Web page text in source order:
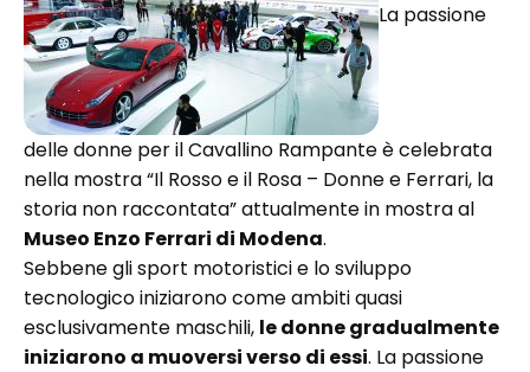
La passione
delle donne per il Cavallino Rampante è celebrata
nella mostra “Il Rosso e il Rosa – Donne e Ferrari, la
storia non raccontata” attualmente in mostra al
Museo Enzo Ferrari di Modena.
Sebbene gli sport motoristici e lo sviluppo
tecnologico iniziarono come ambiti quasi
esclusivamente maschili, le donne gradualmente
iniziarono a muoversi verso di essi. La passione